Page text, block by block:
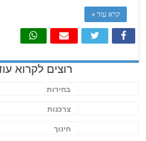
קרא עוד »
רוצים לקרוא
בחירות
צרכנות
חינוך